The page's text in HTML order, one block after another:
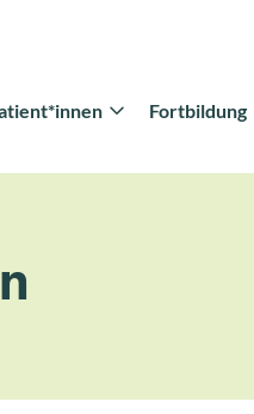
Fortbildung